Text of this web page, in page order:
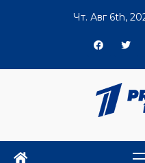
Чт. Авг 6th,